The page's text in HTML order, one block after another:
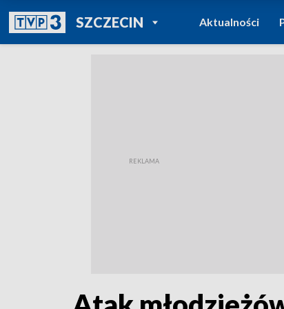
SZCZECINPOWRÓT DO
TVP REGIONY
Aktualności